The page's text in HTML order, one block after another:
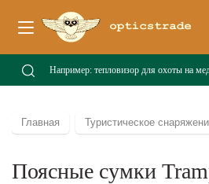
Главная Туристическое
Поясные сумки